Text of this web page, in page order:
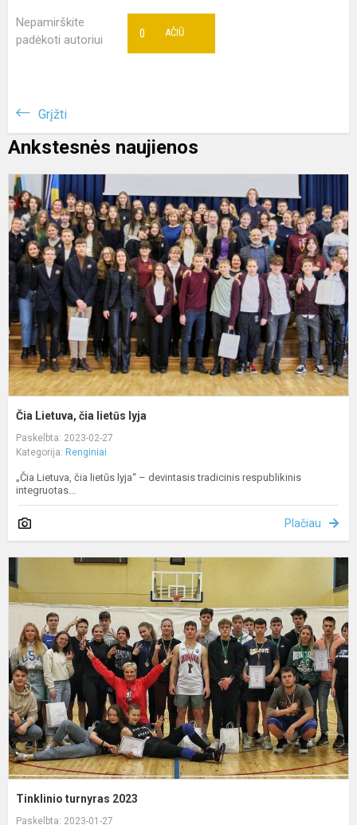
Nepamirškite
padėkoti autoriui
AČIŪ
0
Grįžti
Ankstesnės naujienos
Čia Lietuva, čia lietūs lyja
Paskelbta: 2023-02-27
Kategorija: Renginiai
„Čia Lietuva, čia lietūs lyja“ – devintasis tradicinis respublikinis
integruotas...
Plačiau
Tinklinio turnyras 2023
Paskelbta: 2023-01-27